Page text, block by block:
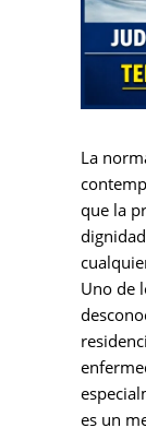
La
que la
Uno de
es un